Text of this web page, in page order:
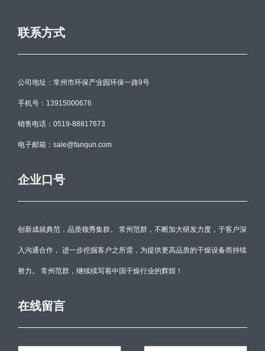
联系方式
公司地址：常州市环保产业园环保一路9号
手机号：13915000676
销售电话：0519-88817673
电子邮箱：sale@fanqun.com
企业口号
创新成就典范，品质领秀集群。 常州范群，不断加大研发力度，于客户深
入沟通合作， 进一步挖掘客户之所需，为提供更高品质的干燥设备而持续
努力。 常州范群，继续续写着中国干燥行业的辉煌！
在线留言